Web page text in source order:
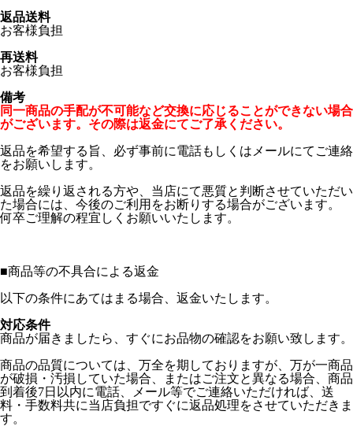
返品送料
お客様負担
再送料
お客様負担
備考
同一商品の手配が不可能など交換に応じることができない場合
がございます。その際は返金にてご了承ください。
返品を希望する旨、必ず事前に電話もしくはメールにてご連絡
をお願いします。
返品を繰り返される方や、当店にて悪質と判断させていただい
た場合には、今後のご利用をお断りする場合がございます。
何卒ご理解の程宜しくお願いいたします。
■商品等の不具合による返金
以下の条件にあてはまる場合、返金いたします。
対応条件
商品が届きましたら、すぐにお品物の確認をお願い致します。
商品の品質については、万全を期しておりますが、万が一商品
が破損・汚損していた場合、またはご注文と異なる場合、商品
到着後7日以内に電話、メール等でご連絡いただければ、送
料・手数料共に当店負担ですぐに返品処理をさせていただきま
す。